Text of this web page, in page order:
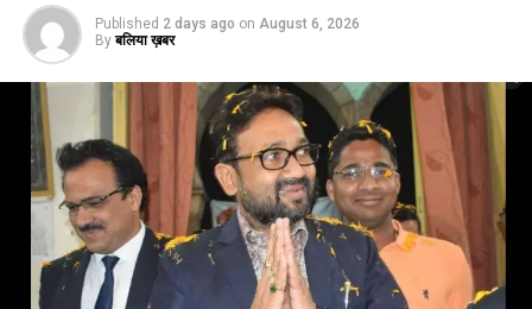
Published 2 days ago on August 6, 2026
By बलिया ख़बर